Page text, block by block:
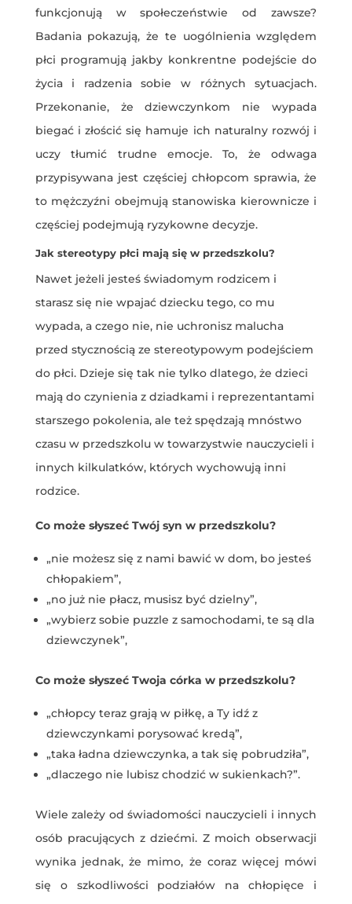
funkcjonują w społeczeństwie od zawsze?
Badania pokazują, że te uogólnienia względem
płci programują jakby konkrentne podejście do
życia i radzenia sobie w różnych sytuacjach.
Przekonanie, że dziewczynkom nie wypada
biegać i złościć się hamuje ich naturalny rozwój i
uczy tłumić trudne emocje. To, że odwaga
przypisywana jest częściej chłopcom sprawia, że
to mężczyźni obejmują stanowiska kierownicze i
częściej podejmują ryzykowne decyzje.
Jak stereotypy płci mają się w przedszkolu?
Nawet jeżeli jesteś świadomym rodzicem i
starasz się nie wpajać dziecku tego, co mu
wypada, a czego nie, nie uchronisz malucha
przed stycznością ze stereotypowym podejściem
do płci. Dzieje się tak nie tylko dlatego, że dzieci
mają do czynienia z dziadkami i reprezentantami
starszego pokolenia, ale też spędzają mnóstwo
czasu w przedszkolu w towarzystwie nauczycieli i
innych kilkulatków, których wychowują inni
rodzice.
Co może słyszeć Twój syn w przedszkolu?
„nie możesz się z nami bawić w dom, bo jesteś
chłopakiem”,
„no już nie płacz, musisz być dzielny”,
„wybierz sobie puzzle z samochodami, te są dla
dziewczynek”,
Co może słyszeć Twoja córka w przedszkolu?
„chłopcy teraz grają w piłkę, a Ty idź z
dziewczynkami porysować kredą”,
„taka ładna dziewczynka, a tak się pobrudziła”,
„dlaczego nie lubisz chodzić w sukienkach?”.
Wiele zależy od świadomości nauczycieli i innych
osób pracujących z dziećmi. Z moich obserwacji
wynika jednak, że mimo, że coraz więcej mówi
się o szkodliwości podziałów na chłopięce i